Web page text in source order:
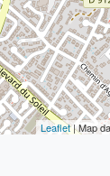
Leaflet| Map